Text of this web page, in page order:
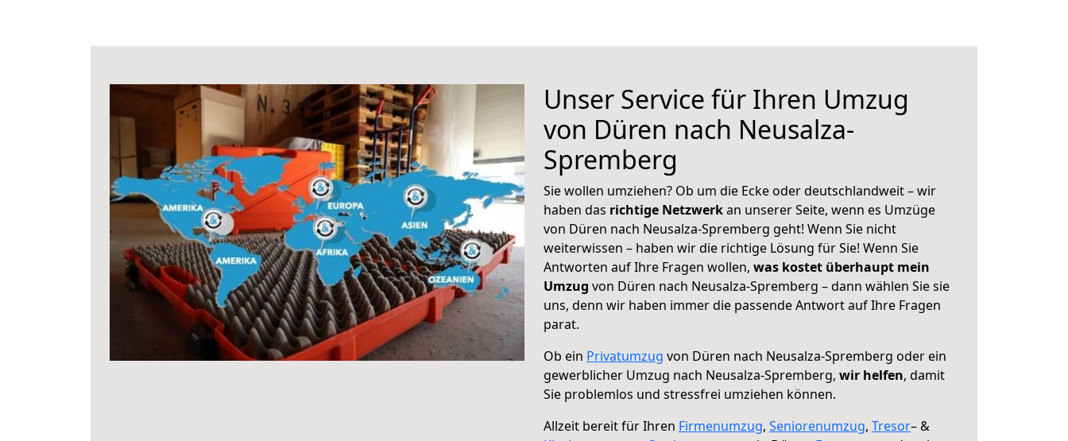
Unser Service für Ihren Umzug
von Düren nach Neusalza-
Spremberg
Sie wollen umziehen? Ob um die Ecke oder deutschlandweit – wir
haben das richtige Netzwerkan unserer Seite, wenn es Umzüge
von Düren nach Neusalza-Spremberg geht! Wenn Sie nicht
weiterwissen – haben wir die richtige Lösung für Sie! Wenn Sie
Antworten auf Ihre Fragen wollen, was kostet überhaupt mein
Umzug von Düren nach Neusalza-Spremberg – dann wählen Sie sie
uns, denn wir haben immer die passende Antwort auf Ihre Fragen
parat.
Ob ein Privatumzug von Düren nach Neusalza-Spremberg oder ein
gewerblicher Umzug nach Neusalza-Spremberg, wir helfen, damit
Sie problemlos und stressfrei umziehen können.
Allzeit bereit für Ihren Firmenumzug, Seniorenumzug, Tresor– &